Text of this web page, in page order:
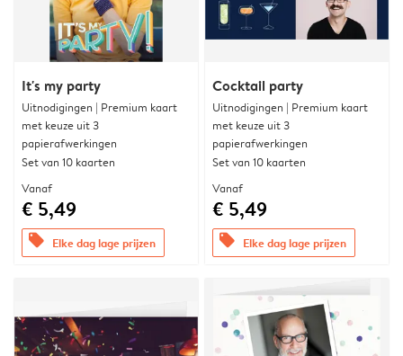
It's my party
Uitnodigingen | Premium kaart
met keuze uit 3
papierafwerkingen
Set van 10 kaarten
Vanaf
€ 5,49
offers Elke dag lage prijzen
Cocktail party
Uitnodigingen | Premium kaart
met keuze uit 3
papierafwerkingen
Set van 10 kaarten
Vanaf
€ 5,49
offers Elke dag lage prijzen